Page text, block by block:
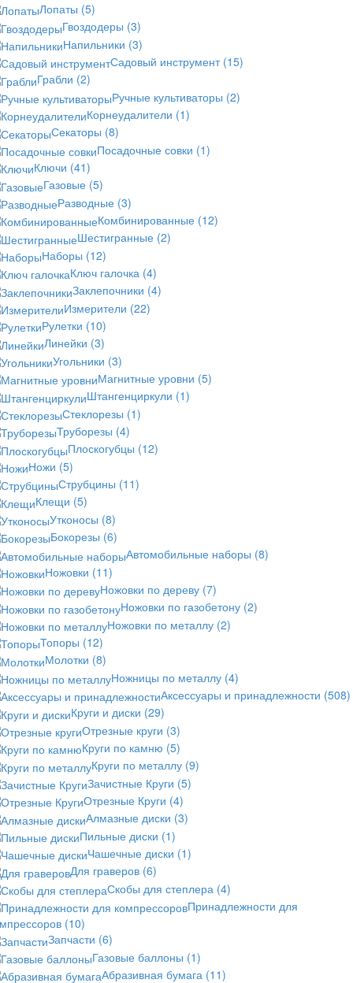
Лопаты (5)
Гвоздодеры (3)
Напильники (3)
Садовый инструмент (15)
Грабли (2)
Ручные культиваторы (2)
Корнеудалители (1)
Секаторы (8)
Посадочные совки (1)
Ключи (41)
Газовые (5)
Разводные (3)
Комбинированные (12)
Шестигранные (2)
Наборы (12)
Ключ галочка (4)
Заклепочники (4)
Измерители (22)
Рулетки (10)
Линейки (3)
Угольники (3)
Магнитные уровни (5)
Штангенциркули (1)
Стеклорезы (1)
Труборезы (4)
Плоскогубцы (12)
Ножи (5)
Струбцины (11)
Клещи (5)
Утконосы (8)
Бокорезы (6)
Автомобильные наборы (8)
Ножовки (11)
Ножовки по дереву (7)
Ножовки по газобетону (2)
Ножовки по металлу (2)
Топоры (12)
Молотки (8)
Ножницы по металлу (4)
Аксессуары и принадлежности (508)
Круги и диски (29)
Отрезные круги (3)
Круги по камню (5)
Круги по металлу (9)
Зачистные Круги (5)
Отрезные Круги (4)
Алмазные диски (3)
Пильные диски (1)
Чашечные диски (1)
Для граверов (6)
Скобы для степлера (4)
Принадлежности для
(10)
Запчасти (6)
Газовые баллоны (1)
Абразивная бумага (11)